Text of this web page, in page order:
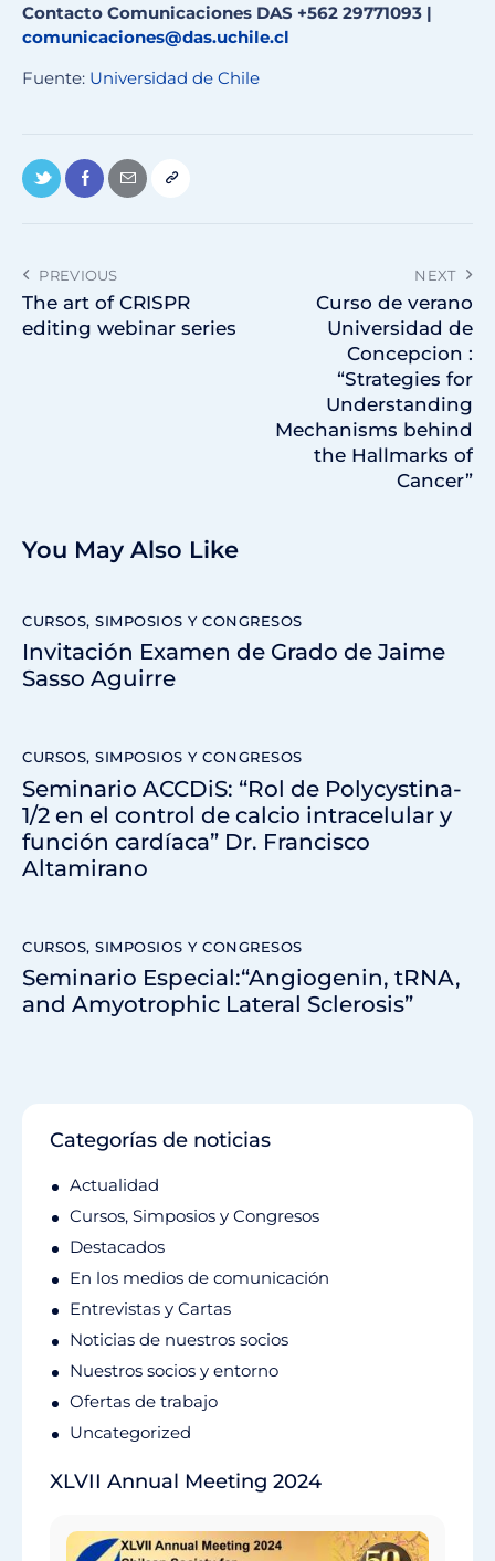
Contacto Comunicaciones DAS +562 29771093 |
comunicaciones@das.uchile.cl
Fuente: Universidad de Chile
PREVIOUS
The art of CRISPR
editing webinar series
NEXT
Curso de verano
Universidad de
Concepcion :
“Strategies for
Understanding
Mechanisms behind
the Hallmarks of
Cancer”
You May Also Like
CURSOS, SIMPOSIOS Y CONGRESOS
Invitación Examen de Grado de Jaime
Sasso Aguirre
CURSOS, SIMPOSIOS Y CONGRESOS
Seminario ACCDiS: “Rol de Polycystina-
1/2 en el control de calcio intracelular y
función cardíaca” Dr. Francisco
Altamirano
CURSOS, SIMPOSIOS Y CONGRESOS
Seminario Especial:“Angiogenin, tRNA,
and Amyotrophic Lateral Sclerosis”
Categorías de noticias
Actualidad
Cursos, Simposios y Congresos
Destacados
En los medios de comunicación
Entrevistas y Cartas
Noticias de nuestros socios
Nuestros socios y entorno
Ofertas de trabajo
Uncategorized
XLVII Annual Meeting 2024